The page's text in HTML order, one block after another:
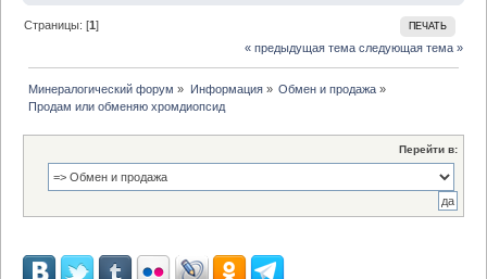
ПЕЧАТЬ
Страницы: [1]
« предыдущая тема следующая тема »
Минералогический форум » Информация» Обмен и продажа»
Продам или обменяю хромдиопсид
Перейти в: